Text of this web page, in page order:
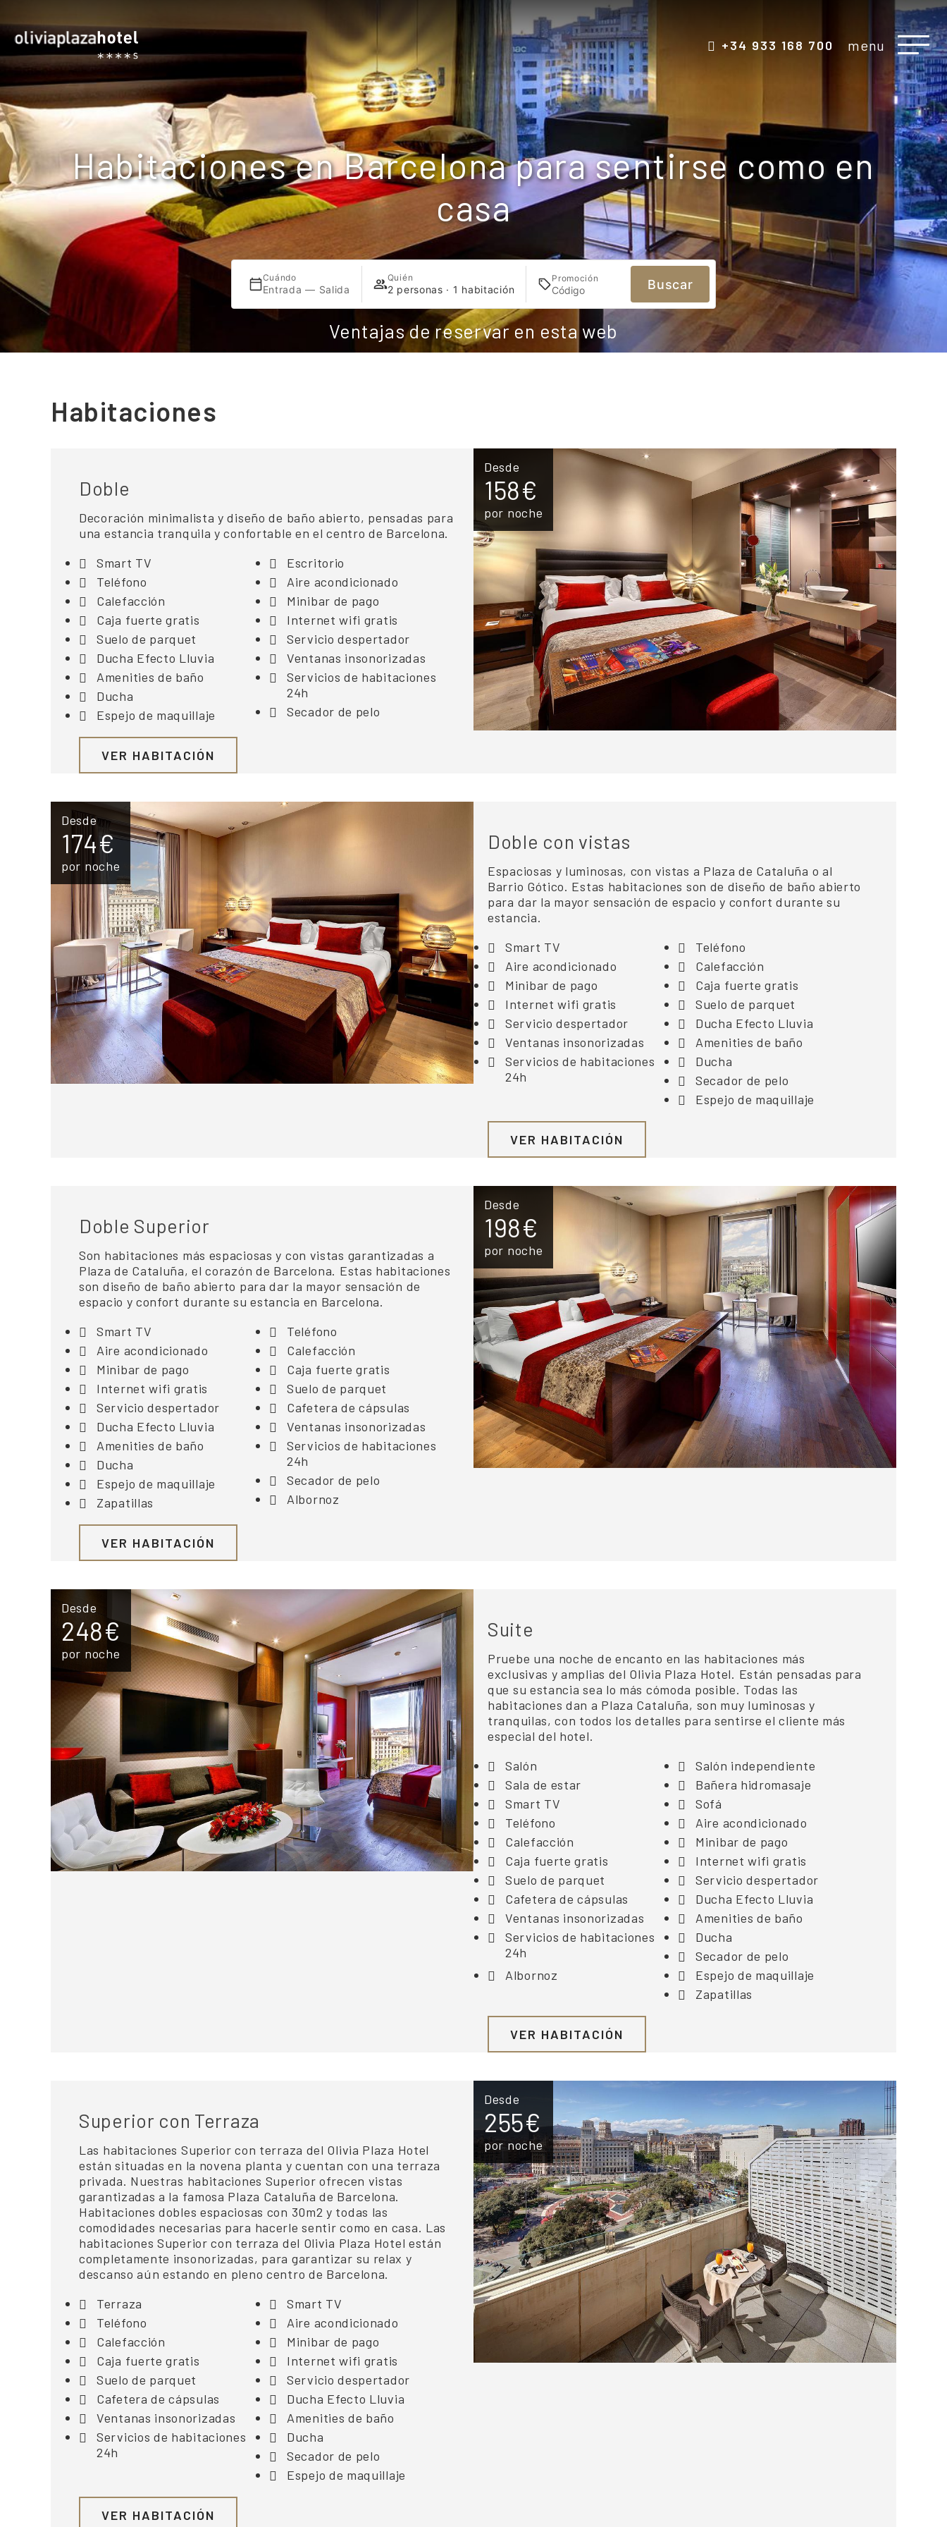
+34 933 168 700 menu
Habitaciones en Barcelona para sentirse como en
casa
Cuándo
Entrada — Salida
Quién
2 personas · 1 habitación
Promoción Buscar
Ventajas de reservar en esta web
Habitaciones
Doble
Desde
158€
por noche
Decoración minimalista y diseño de baño abierto, pensadas para
una estancia tranquila y confortable en el centro de Barcelona.
Smart TV
Escritorio
Teléfono
Aire acondicionado
Calefacción
Minibar de pago
Caja fuerte gratis
Internet wifi gratis
Suelo de parquet
Servicio despertador
Ducha Efecto Lluvia
Ventanas insonorizadas
Amenities de baño
Servicios de habitaciones
24h
Ducha
Secador de pelo
Espejo de maquillaje
VER HABITACIÓN
Doble con vistas
Desde
174€
por noche
Espaciosas y luminosas, con vistas a Plaza de Cataluña o al
Barrio Gótico. Estas habitaciones son de diseño de baño abierto
para dar la mayor sensación de espacio y confort durante su
estancia.
Smart TV
Teléfono
Aire acondicionado
Calefacción
Minibar de pago
Caja fuerte gratis
Internet wifi gratis
Suelo de parquet
Servicio despertador
Ducha Efecto Lluvia
Ventanas insonorizadas
Amenities de baño
Servicios de habitaciones
24h
Ducha
Secador de pelo
Espejo de maquillaje
VER HABITACIÓN
Doble Superior
Desde
198€
por noche
Son habitaciones más espaciosas y con vistas garantizadas a
Plaza de Cataluña, el corazón de Barcelona. Estas habitaciones
son diseño de baño abierto para dar la mayor sensación de
espacio y confort durante su estancia en Barcelona.
Smart TV
Teléfono
Aire acondicionado
Calefacción
Minibar de pago
Caja fuerte gratis
Internet wifi gratis
Suelo de parquet
Servicio despertador
Cafetera de cápsulas
Ducha Efecto Lluvia
Ventanas insonorizadas
Amenities de baño
Servicios de habitaciones
24h
Ducha
Secador de pelo
Espejo de maquillaje
Albornoz
Zapatillas
VER HABITACIÓN
Suite
Desde
248€
por noche
Pruebe una noche de encanto en las habitaciones más
exclusivas y amplias del Olivia Plaza Hotel. Están pensadas para
que su estancia sea lo más cómoda posible. Todas las
habitaciones dan a Plaza Cataluña, son muy luminosas y
tranquilas, con todos los detalles para sentirse el cliente más
especial del hotel.
Salón
Salón independiente
Sala de estar
Bañera hidromasaje
Smart TV
Sofá
Teléfono
Aire acondicionado
Calefacción
Minibar de pago
Caja fuerte gratis
Internet wifi gratis
Suelo de parquet
Servicio despertador
Cafetera de cápsulas
Ducha Efecto Lluvia
Ventanas insonorizadas
Amenities de baño
Servicios de habitaciones
24h
Ducha
Secador de pelo
Espejo de maquillaje
Albornoz
Zapatillas
VER HABITACIÓN
Superior con Terraza
Desde
255€
por noche
Las habitaciones Superior con terraza del Olivia Plaza Hotel
están situadas en la novena planta y cuentan con una terraza
privada. Nuestras habitaciones Superior ofrecen vistas
garantizadas a la famosa Plaza Cataluña de Barcelona.
Habitaciones dobles espaciosas con 30m2 y todas las
comodidades necesarias para hacerle sentir como en casa. Las
habitaciones Superior con terraza del Olivia Plaza Hotel están
completamente insonorizadas, para garantizar su relax y
descanso aún estando en pleno centro de Barcelona.
Terraza
Smart TV
Teléfono
Aire acondicionado
Calefacción
Minibar de pago
Caja fuerte gratis
Internet wifi gratis
Suelo de parquet
Servicio despertador
Cafetera de cápsulas
Ducha Efecto Lluvia
Ventanas insonorizadas
Amenities de baño
Servicios de habitaciones
24h
Ducha
Secador de pelo
Espejo de maquillaje
VER HABITACIÓN